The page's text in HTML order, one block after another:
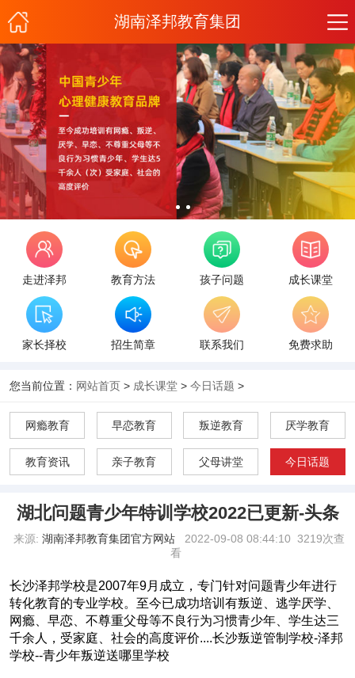
湖南泽邦教育集团
走进泽邦 教育方法 孩子问题 成长课堂
家长择校 招生简章 联系我们 免费求助
您当前位置： 网站首页 > 成长课堂 > 今日话题 >
网瘾教育 早恋教育 叛逆教育 厌学教育
教育资讯 亲子教育 父母讲堂 今日话题
湖北问题青少年特训学校2022已更新-头条
来源: 湖南泽邦教育集团官方网站 2022-09-08 08:44:10 3219次查
看
长沙泽邦学校是2007年9月成立，专门针对问题青少年进行
转化教育的专业学校。至今已成功培训有叛逆、逃学厌学、
网瘾、早恋、不尊重父母等不良行为习惯青少年、学生达三
千余人，受家庭、社会的高度评价....长沙叛逆管制学校-泽邦
学校--青少年叛逆送哪里学校